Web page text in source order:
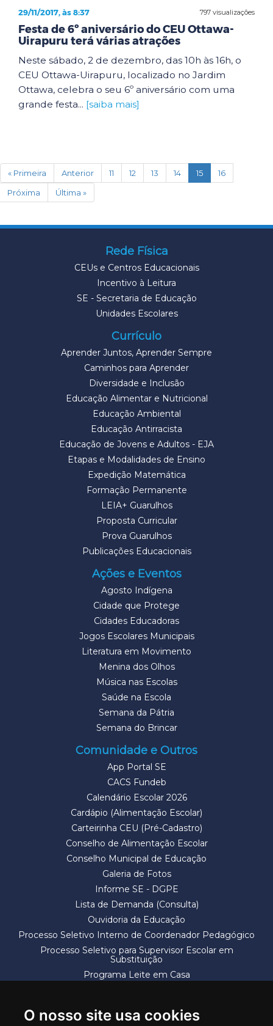
O nosso site usa cookies
797 visualizações
29/11/2017, às 8:37
Festa de 6º aniversário do CEU Ottawa-
Uirapuru terá várias atrações
Neste sábado, 2 de dezembro, das 10h às 16h, o
CEU Ottawa-Uirapuru, localizado no Jardim
Ottawa, celebra o seu 6º aniversário com uma
grande festa... [saiba mais]
« Primeira Anterior 11 12 13 14 15(current)
16
Próxima
Última »
Rede Física
CEUs e Centros Educacionais
Incentivo à Leitura
SE - Secretaria de Educação
Unidades Escolares
Currículo
Aprender Juntos, Aprender Sempre
Caminhos para Aprender
Diversidade e Inclusão
Educação Alimentar e Nutricional
Educação Ambiental
Educação Antirracista
Educação de Jovens e Adultos - EJA
Etapas e Modalidades de Ensino
Expedição Matemática
Formação Permanente
LEIA+ Guarulhos
Proposta Curricular
Prova Guarulhos
Publicações Educacionais
Ações e Eventos
Agosto Indígena
Cidade que Protege
Cidades Educadoras
Jogos Escolares Municipais
Literatura em Movimento
Menina dos Olhos
Música nas Escolas
Saúde na Escola
Semana da Pátria
Semana do Brincar
Comunidade e Outros
App Portal SE
CACS Fundeb
Calendário Escolar 2026
Cardápio (Alimentação Escolar)
Carteirinha CEU (Pré-Cadastro)
Conselho de Alimentação Escolar
Conselho Municipal de Educação
Galeria de Fotos
Informe SE - DGPE
Lista de Demanda (Consulta)
Ouvidoria da Educação
Processo Seletivo Interno de Coordenador Pedagógico
Processo Seletivo para Supervisor Escolar em
Substituição
Programa Leite em Casa